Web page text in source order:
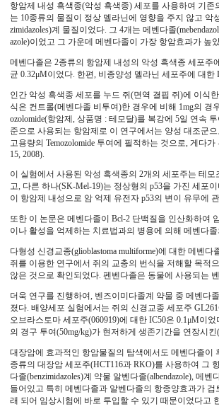
항암제 내성 흑색종(악성 흑색종) 세포를 사용하여 기
는 10종류의 물질이 정상 멜라닌에 영향을 주지 않고
zimidazoles)계 물질이었다. 그 4개는 메벤다졸
azole)이었고 그 가운데 메벤다졸이 가장 항암효과가 높
메벤다졸은 2종류의 항암제 내성의 악성 흑색종 세포
균 0.32μM이었다. 한편, 비종양성 멜라닌 세포주에 대한
인간 악성 흑색종 세포를 누드 쥐(면역 결핍 쥐)에 이식
식은 컨트롤(메벤다졸 비투여)한 경우에 비해 1mg의 경
ozolomide(항암제, 상품명 : 테모달)를 복강에 5일 연속
준으로 사용되는 항암제로 이 연구에서는 양성 대조군
고용량의 Temozolomide 투여에 필적하는 것으로, 게다
15, 2008).
이 실험에서 사용된 악성 흑색종의 2개의 세포주는 테
고, 다른 하나(SK-Mel-19)는 정상형의 p53을 가진 세포
이 항암제 내성으로 암 억제 유전자 p53의 변이 유무에
또한 이 논문은 메벤다졸이 Bcl-2 단백질을 인산화하여
이나 활성을 억제하는 치료법과의 병용에 의해 메벤다
다형성 신경교종(glioblastoma multiforme)에 대한 메벤
쥐를 이용한 연구에서 쥐의 교충의 번식을 저해할 목적
않은 것으로 확인되었다. 펜벤다졸은 동물에 사용되는
더욱 연구를 진행하여, 벤즈이미다졸계 약물 중 메벤다
졌다. 배양세포 실험에서는 쥐의 신경교종 세포주
오브라스토마 세포주(060919)에 대한 IC50은 0.1μM이
의 경구 투여(50mg/kg)가 현저하게 생존기간을 연장시
대장암에 효과적인 항암물질의 탐색에서도 메벤다졸이
종류의 대장암 세포주(HCT116과 RKO)를 사용하여 그
다졸(benzimidazoles)계 약물 알벤다졸(albendazole), 메벤
들어있고 특히 메벤다졸과 알벤다졸의 항종양효과가
래 되어 임상시험에 바로 투입할 수 있기 때문이었다고